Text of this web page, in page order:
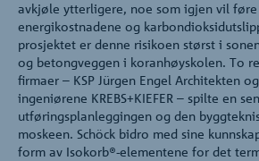
avkjøle ytterligere, noe som igjen vil
energikostnadene og
prosjektet er denne risikoen størst i
og betongveggen i koranhøyskolen. To
firmaer – KSP Jürgen Engel Architekten
ingeniørene KREBS+KIEFER – spilte en
utføringsplanleggingen og den
moskeen. Schöck bidro med sine
form av Isokorb®-elementene for det